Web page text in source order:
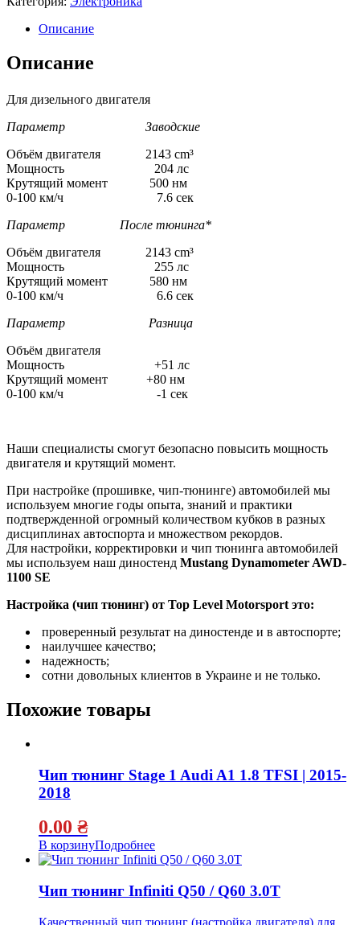
Описание
Описание
Для дизельного двигателя
Параметр Заводские
Объём двигателя 2143 cm³
Мощность 204 лс
Крутящий момент 500 нм
0-100 км/ч 7.6 сек
Параметр После тюнинга*
Объём двигателя 2143 cm³
Мощность 255 лс
Крутящий момент 580 нм
0-100 км/ч 6.6 сек
Параметр Разница
Объём двигателя
Мощность +51 лс
Крутящий момент +80 нм
0-100 км/ч -1 сек
Наши специалисты смогут безопасно повысить мощность
двигателя и крутящий момент.
При настройке (прошивке, чип-тюнинге) автомобилей мы
используем многие годы опыта, знаний и практики
подтвержденной огромный количеством кубков в разных
дисциплинах автоспорта и множеством рекордов.
Для настройки, корректировки и чип тюнинга автомобилей
мы используем наш диностенд Mustang Dynamometer AWD-
1100 SE
Настройка (чип тюнинг) от Top Level Motorsport это:
проверенный результат на диностенде и в автоспорте;
наилучшее качество;
надежность;
сотни довольных клиентов в Украине и не только.
Похожие товары
Чип тюнинг Stage 1 Audi A1 1.8 TFSI | 2015-
2018
0.00 ₴
В корзинуПодробнее
Чип тюнинг Infiniti Q50 / Q60 3.0T
Качественный чип тюнинг (настройка двигателя) для